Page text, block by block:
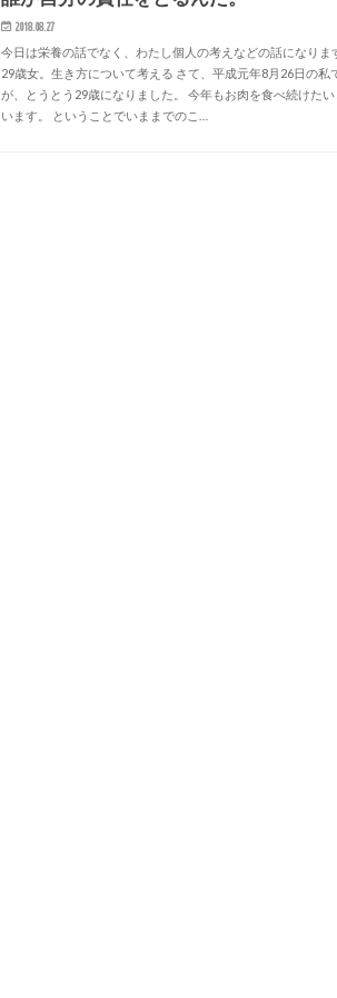
2018.08.27
今日は栄養の話でなく、わたし個人の考えなどの話になりま
29歳女。生き方について考える さて、平成元年8月26日の私
が、とうとう29歳になりました。 今年もお肉を食べ続けたい
います。 ということでいままでのこ…